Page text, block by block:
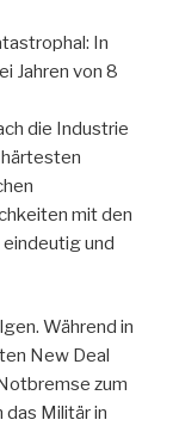
In
Jahren von 8
die Industrie
härtesten
mit den
und
Während in
New Deal
zum
Militär in